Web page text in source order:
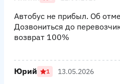
Автобус не прибыл. Об
Дозвониться до
возврат 100%
Юрий 1 13.05.2026